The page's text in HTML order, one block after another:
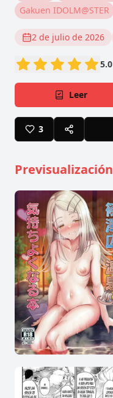
Gakuen IDOLM@STER
2 de julio de 2026
5.0
Leer
3
Previsualización